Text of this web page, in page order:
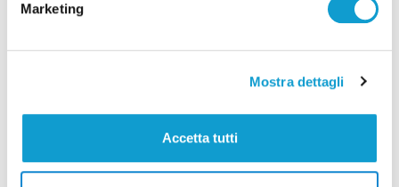
Marketing
Mostra dettagli
Accetta tutti